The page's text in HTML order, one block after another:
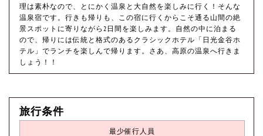
理は素朴なので、とにかく温泉と大自然を楽しみに行く！そんな
温泉宿です。行きも帰りも、この宿に行くからこそ通る山間の絶
景スポットに寄りながら2日間を楽しみます。自然の中に泊まる
ので、帰りには伝統と格式のあるクラシックホテル「日光金谷ホ
テル」でランチを楽しんで帰ります。さあ、高原の温泉へ行きま
しょう！！
旅行条件
最少催行人員